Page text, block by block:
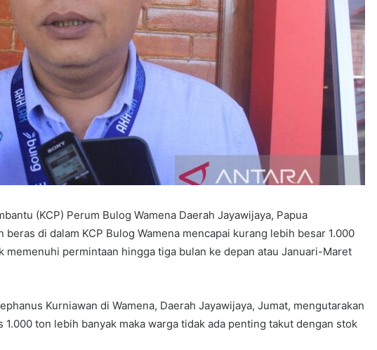
(KCP) Perum Bulog Wamena Daerah Jayawijaya, Papua
di dalam KCP Bulog Wamena mencapai kurang lebih besar 1.000
memenuhi permintaan hingga tiga bulan ke depan atau Januari-Maret
Kurniawan di Wamena, Daerah Jayawijaya, Jumat, mengutarakan
ton lebih banyak maka warga tidak ada penting takut dengan stok